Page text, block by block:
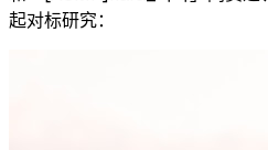
起对标研究：